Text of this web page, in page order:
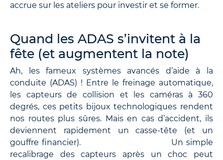
accrue sur les ateliers pour investir et se former.
Quand les ADAS s’invitent à la
fête (et augmentent la note)
Ah, les fameux systèmes avancés d’aide à la
conduite (ADAS) ! Entre le freinage automatique,
les capteurs de collision et les caméras à 360
degrés, ces petits bijoux technologiques rendent
nos routes plus sûres. Mais en cas d’accident, ils
deviennent rapidement un casse-tête (et un
gouffre financier). Un simple
recalibrage des capteurs après un choc peut